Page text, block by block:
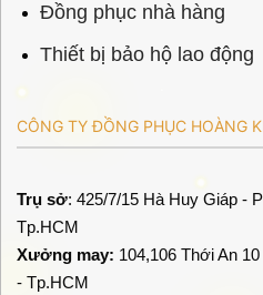
Đồng phục nhà hàng
Thiết bị bảo hộ lao động
CÔNG TY ĐỒNG PHỤC HOÀNG
Trụ sở: 425/7/15 Hà Huy Giáp -
Tp.HCM
Xưởng may: 104,106 Thới An
- Tp.HCM